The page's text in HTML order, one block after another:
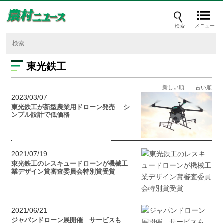
メニュー
東光鉄工
新しい順 古い順
2023/03/07
東光鉄工が新型農業用ドローン発売 シ
ンプル設計で低価格
2021/07/19
東光鉄工のレスキュードローンが機械工
業デザイン賞審査委員会特別賞受賞
2021/06/21
ジャパンドローン展開催 サービスも